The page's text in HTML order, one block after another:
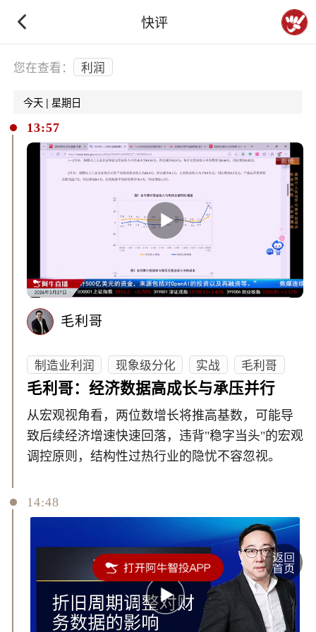
快评
下拉刷新
您在查看： 利润
今天 | 星期日
13:57
毛利哥
制造业利润 现象级分化 实战
毛利哥
毛利哥：经济数据高成长与承压并行
从宏观视角看，两位数增长将推高基数，可能导
致后续经济增速快速回落，违背"稳字当头"的宏观
调控原则，结构性过热行业的隐忧不容忽视。
14:48